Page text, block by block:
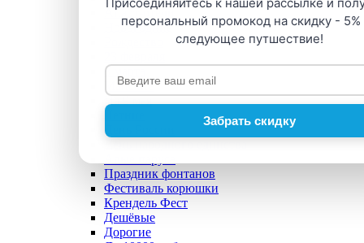
Апарт-отели
Новогодние
8 марта
Майские
На 9 мая
День России
Праздник фонтанов
Фестиваль корюшки
Крендель Фест
Дешёвые
Дорогие
персональный промокод на скидку - 5%
следующее путшествие!
Забрать скидку